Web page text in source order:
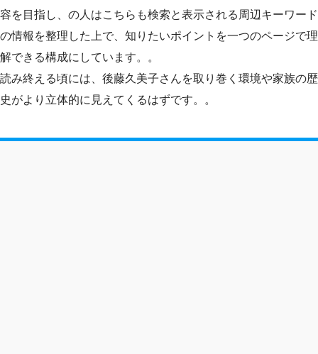
容を目指し、の人はこちらも検索と表示される周辺キーワード
の情報を整理した上で、知りたいポイントを一つのページで理
解できる構成にしています。。
読み終える頃には、後藤久美子さんを取り巻く環境や家族の歴
史がより立体的に見えてくるはずです。。